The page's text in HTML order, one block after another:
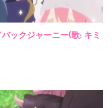
ックジャーニー(歌: キミ